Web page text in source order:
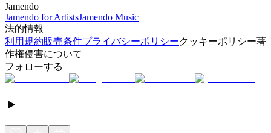
Jamendo
Jamendo for ArtistsJamendo Music
法的情報
利用規約販売条件プライバシーポリシークッキーポリシー著
作権侵害について
フォローする